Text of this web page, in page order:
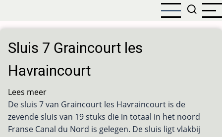
naar
de
inhoud
gaan
Sluis 7 Graincourt les
Havraincourt
Lees meer
Sluis
7
Graincourt
De sluis 7 van Graincourt les Havraincourt is de
zevende sluis van 19 stuks die in totaal in het noord
Franse Canal du Nord is gelegen. De sluis ligt vlakbij